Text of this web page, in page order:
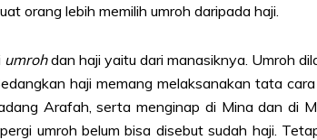
orang lebih memilih umroh daripada haji.
umrohdan haji yaitu dari manasiknya. Umroh
haji memang melaksanakan tata
Arafah, serta menginap di Mina dan di
umroh belum bisa disebut sudah haji.